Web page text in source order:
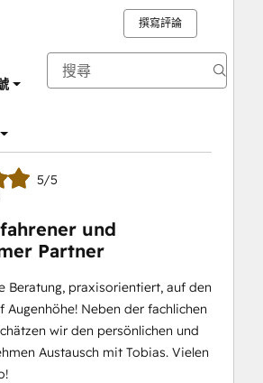
撰寫評論
5/5
und
Partner
Beratung, praxisorientiert, auf den
Augenhöhe! Neben der fachlichen
wir den persönlichen und
Austausch mit Tobias. Vielen